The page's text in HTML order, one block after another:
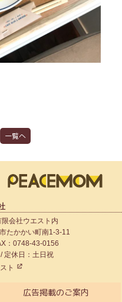
一覧へ
会社ウエスト内
たかかい町南1-3-11
：0748-43-0156
定休日：土日祝
ト
広告掲載のご案内